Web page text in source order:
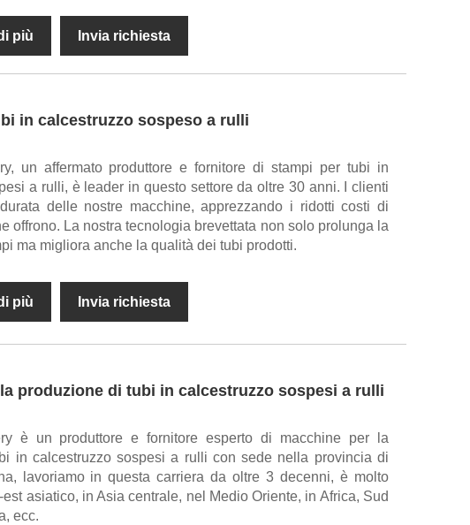
più Invia richiesta
in calcestruzzo sospeso a rulli
un affermato produttore e fornitore di stampi per tubi in
a rulli, è leader in questo settore da oltre 30 anni. I clienti
delle nostre macchine, apprezzando i ridotti costi di
offrono. La nostra tecnologia brevettata non solo prolunga la
ma migliora anche la qualità dei tubi prodotti.
più Invia richiesta
produzione di tubi in calcestruzzo sospesi a rulli
è un produttore e fornitore esperto di macchine per la
in calcestruzzo sospesi a rulli con sede nella provincia di
lavoriamo in questa carriera da oltre 3 decenni, è molto
asiatico, in Asia centrale, nel Medio Oriente, in Africa, Sud
ecc.